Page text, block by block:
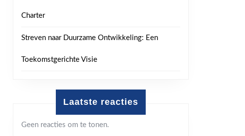
Charter
Streven naar Duurzame Ontwikkeling: Een
Toekomstgerichte Visie
Laatste reacties
Geen reacties om te tonen.